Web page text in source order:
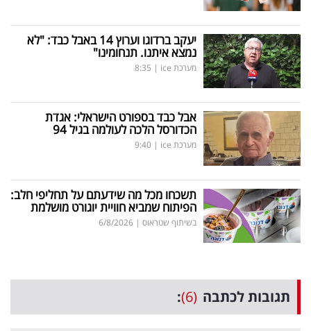
יעקב ברדוגו וערוץ 14 באבל כבד: "לא
נמצא איתנו. תנחומינו"
מערכת ice |
8:35
אבל כבד בספורט הישראלי: אגדת
הכדורסל הלכה לעולמה בגיל 94
מערכת ice |
9:40
תשכחו מכל מה שידעתם על תחליפי חלב:
הפיתוח שמביא חוויית יוגורט מושלמת
בשיתוף שטראוס |
6/8/2026
תגובות לכתבה (6)
: